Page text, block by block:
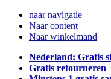
naar navigatie
Naar content
Naar winkelmand
Nederland: Gratis
Gratis retourneren